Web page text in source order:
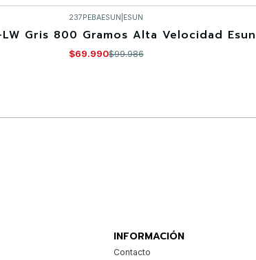
237PEBAESUN ESUN
Gris 800 Gramos Alta Velocidad
$69.990$99.986
INFORMACIÓN
Contacto